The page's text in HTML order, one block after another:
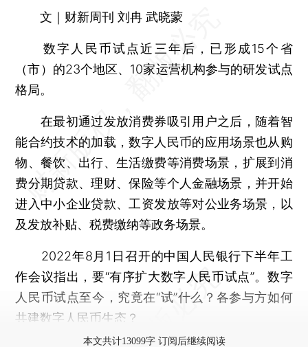
文｜财新周刊 刘冉 武晓蒙
数字人民币试点近三年后，已形成15个省
（市）的23个地区、10家运营机构参与的研发试点
格局。
在最初通过发放消费券吸引用户之后，随着智
能合约技术的加载，数字人民币的应用场景也从购
物、餐饮、出行、生活缴费等消费场景，扩展到消
费分期贷款、理财、保险等个人金融场景，并开始
进入中小企业贷款、工资发放等对公业务场景，以
及发放补贴、税费缴纳等政务场景。
2022年8月1日召开的中国人民银行下半年工
作会议指出，要“有序扩大数字人民币试点”。数字
人民币试点至今，究竟在“试”什么？各参与方如何
共建数字人民币生态？
本文共计13099字 订阅后继续阅读